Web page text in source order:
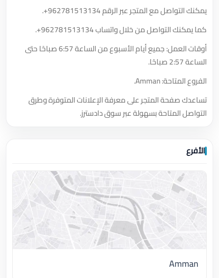
يمكنك التواصل مع المتجر عبر الرقم+962781513134
.
كما يمكنك التواصل من خلال واتساب+962781513134
.
أوقات العمل: جميع أيام الأسبوع من الساعة 6:57 صباحًا حتى
الساعة 2:57 صباحًا.
الفروع المتاحة: Amman.
تساعدك صفحة المتجر على معرفة الإعلانات المتوفرة وطرق
التواصل المتاحة بسهولة عبر سوق دادسترز.
الأفرع
Amman